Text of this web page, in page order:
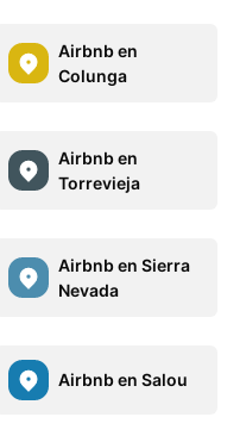
Airbnb en
Colunga
Airbnb en
Torrevieja
Airbnb en Sierra
Nevada
Airbnb en Salou